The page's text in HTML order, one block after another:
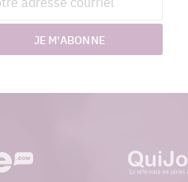
JE M'ABONNE